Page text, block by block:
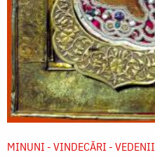
MINUNI - VINDECĂRI - VEDENII